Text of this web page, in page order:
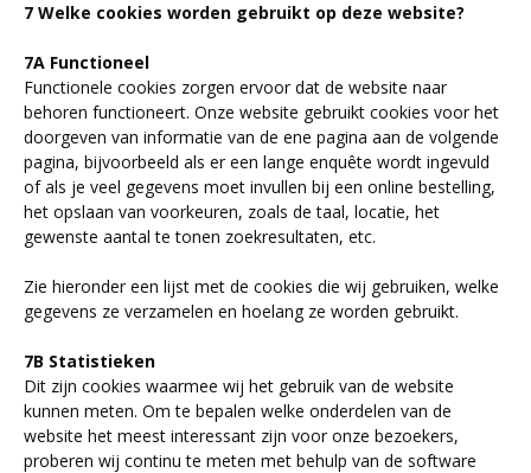
7 Welke cookies worden gebruikt op deze website?
7A Functioneel
Functionele cookies zorgen ervoor dat de website naar
behoren functioneert. Onze website gebruikt cookies voor het
doorgeven van informatie van de ene pagina aan de volgende
pagina, bijvoorbeeld als er een lange enquête wordt ingevuld
of als je veel gegevens moet invullen bij een online bestelling,
het opslaan van voorkeuren, zoals de taal, locatie, het
gewenste aantal te tonen zoekresultaten, etc.
Zie hieronder een lijst met de cookies die wij gebruiken, welke
gegevens ze verzamelen en hoelang ze worden gebruikt.
7B Statistieken
Dit zijn cookies waarmee wij het gebruik van de website
kunnen meten. Om te bepalen welke onderdelen van de
website het meest interessant zijn voor onze bezoekers,
proberen wij continu te meten met behulp van de software